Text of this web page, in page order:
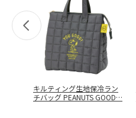
キルティング生地保冷ラン
チバッグ PEANUTS GOOD…